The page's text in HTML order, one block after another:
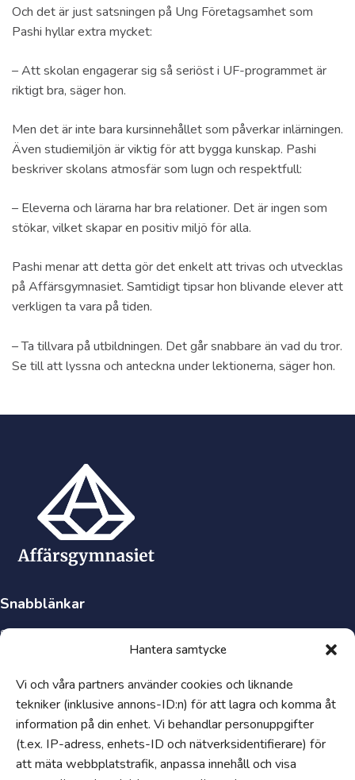
Hantera samtycke
Vi och våra partners använder cookies och liknande
tekniker (inklusive annons-ID:n) för att lagra och komma åt
information på din enhet. Vi behandlar personuppgifter
(t.ex. IP-adress, enhets-ID och nätverksidentifierare) för
att mäta webbplatstrafik, anpassa innehåll och visa
Och det är just satsningen på Ung Företagsamhet som
Pashi hyllar extra mycket:
– Att skolan engagerar sig så seriöst i UF-programmet är
riktigt bra, säger hon.
Men det är inte bara kursinnehållet som påverkar inlärningen.
Även studiemiljön är viktig för att bygga kunskap. Pashi
beskriver skolans atmosfär som lugn och respektfull:
– Eleverna och lärarna har bra relationer. Det är ingen som
stökar, vilket skapar en positiv miljö för alla.
Pashi menar att detta gör det enkelt att trivas och utvecklas
på Affärsgymnasiet. Samtidigt tipsar hon blivande elever att
verkligen ta vara på tiden.
– Ta tillvara på utbildningen. Det går snabbare än vad du tror.
Se till att lyssna och anteckna under lektionerna, säger hon.
Snabblänkar
Synpunkter och klagomål
Tillgänglighetsredogörelse
Hantering av personuppgifter och cookies
Uppförandekod
Om